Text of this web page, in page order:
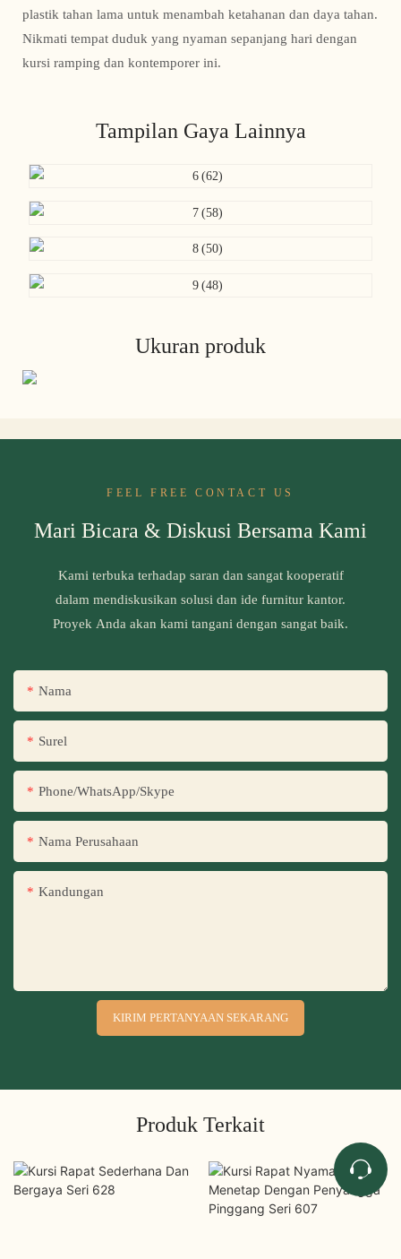
plastik tahan lama untuk menambah ketahanan dan daya tahan.
Nikmati tempat duduk yang nyaman sepanjang hari dengan
kursi ramping dan kontemporer ini.
Tampilan Gaya Lainnya
Ukuran produk
FEEL FREE CONTACT US
Mari Bicara & Diskusi Bersama Kami
Kami terbuka terhadap saran dan sangat kooperatif
dalam mendiskusikan solusi dan ide furnitur kantor.
Proyek Anda akan kami tangani dengan sangat baik.
Nama
Surel
Phone/WhatsApp/Skype
Nama Perusahaan
Kandungan
KIRIM PERTANYAAN SEKARANG
Produk Terkait